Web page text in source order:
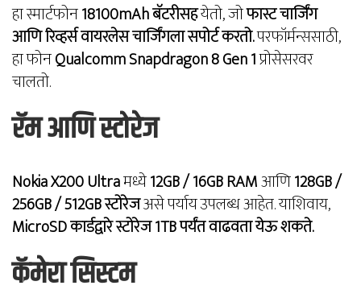
हा स्मार्टफोन18100mAh बॅटरीसहयेतो, जोफास्ट चार्जिंग
आणि रिव्हर्स वायरलेस चार्जिंगला सपोर्ट करतो.परफॉर्मन्ससाठी,
हा फोनQualcomm Snapdragon 8 Gen 1प्रोसेसरवर
चालतो.
रॅम आणि स्टोरेज
Nokia X200 Ultraमध्ये12GB / 16GB RAMआणि128GB /
256GB / 512GB स्टोरेजअसे पर्याय उपलब्ध आहेत. याशिवाय,
MicroSD कार्डद्वारे स्टोरेज 1TB पर्यंत वाढवता येऊ शकते.
कॅमेरा सिस्टम